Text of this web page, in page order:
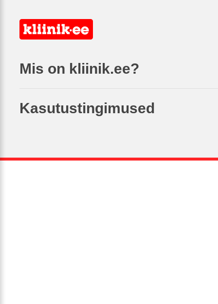
Mis on kliinik.ee?
Kasutustingimused